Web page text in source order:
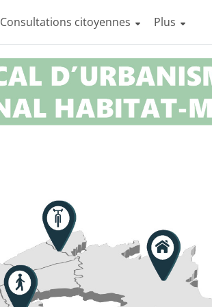
Consultations citoyennes Afficher la
Plus